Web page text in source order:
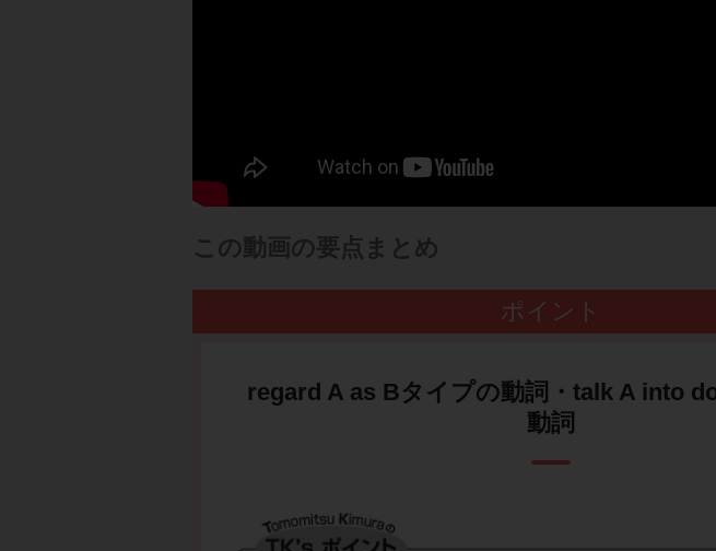
この動画の要点まとめ
ポイント
regard A as Bタイプの動詞・talk A into
動詞